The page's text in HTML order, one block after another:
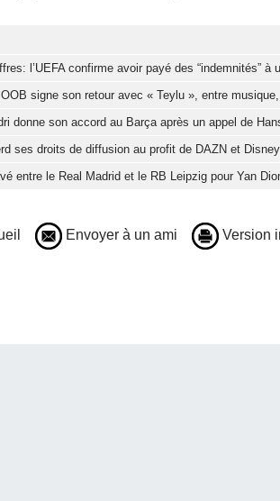
l’UEFA confirme avoir payé des “indemnités” à
signe son retour avec « Teylu », entre
donne son accord au Barça après un appel de
ses droits de diffusion au profit de DAZN et
entre le Real Madrid et le RB Leipzig pour Yan
Envoyer à un ami Version